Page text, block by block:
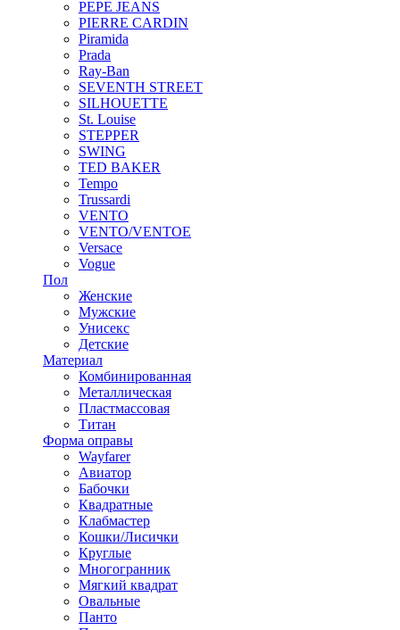
PEPE JEANS
PIERRE CARDIN
Piramida
Prada
Ray-Ban
SEVENTH STREET
SILHOUETTE
St. Louise
STEPPER
SWING
TED BAKER
Tempo
Trussardi
VENTO
VENTO/VENTOE
Versace
Vogue
Пол
Женские
Мужские
Унисекс
Детские
Материал
Комбинированная
Металлическая
Пластмассовая
Титан
Форма оправы
Wayfarer
Авиатор
Бабочки
Квадратные
Клабмастер
Кошки/Лисички
Круглые
Многогранник
Мягкий квадрат
Овальные
Панто